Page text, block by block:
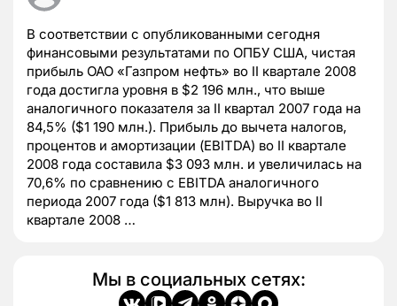
В соответствии с опубликованными сегодня
финансовыми результатами по ОПБУ США, чистая
прибыль ОАО «Газпром нефть» во II квартале 2008
года достигла уровня в $2 196 млн., что выше
аналогичного показателя за II квартал 2007 года на
84,5% ($1 190 млн.). Прибыль до вычета налогов,
процентов и амортизации (EBITDA) во II квартале
2008 года составила $3 093 млн. и увеличилась на
70,6% по сравнению с EBITDA аналогичного
периода 2007 года ($1 813 млн). Выручка во II
квартале 2008 …
Мы в социальных сетях: